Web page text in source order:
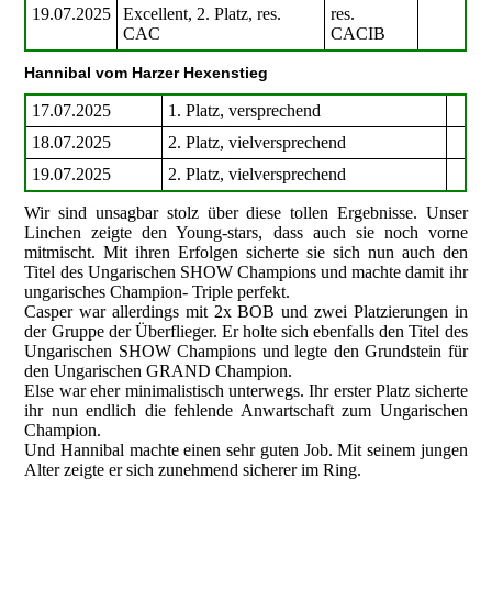
19.07.2025
Excellent, 2. Platz, res.
CAC
res.
CACIB
Hannibal vom Harzer Hexenstieg
17.07.2025
1. Platz, versprechend
18.07.2025
2. Platz, vielversprechend
19.07.2025
2. Platz, vielversprechend
Wir sind unsagbar stolz über diese tollen Ergebnisse. Unser
Linchen zeigte den Young-stars, dass auch sie noch vorne
mitmischt. Mit ihren Erfolgen sicherte sie sich nun auch den
Titel des Ungarischen SHOW Champions und machte damit ihr
ungarisches Champion- Triple perfekt.
Casper war allerdings mit 2x BOB und zwei Platzierungen in
der Gruppe der Überflieger. Er holte sich ebenfalls den Titel des
Ungarischen SHOW Champions und legte den Grundstein für
den Ungarischen GRAND Champion.
Else war eher minimalistisch unterwegs. Ihr erster Platz sicherte
ihr nun endlich die fehlende Anwartschaft zum Ungarischen
Champion.
Und Hannibal machte einen sehr guten Job. Mit seinem jungen
Alter zeigte er sich zunehmend sicherer im Ring.